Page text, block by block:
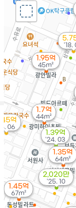
2,020만
'25. 10
1.95억
45m²
1.7억
44m²
1.39억
'24. 03
1.45억
67m²
1.35억
64m²
'18.
억
06